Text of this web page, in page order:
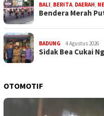
BALI BERITA DAERAH
Bendera Merah
BADUNG 4 Agustus 2026
Sidak Bea Cukai
OTOMOTIF